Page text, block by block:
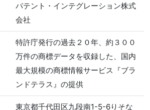
パテント・インテグレーション株式
会社
特許庁発行の過去２０年、約３００
万件の商標データを収録した、国内
最大規模の商標情報サービス『ブラ
ンドテラス』の提供
東京都千代田区九段南1-5-6りそな